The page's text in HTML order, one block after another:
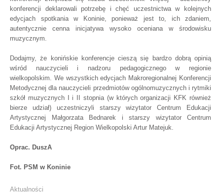
konferencji deklarowali potrzebę i chęć uczestnictwa w kolejnych
edycjach spotkania w Koninie, ponieważ jest to, ich zdaniem,
autentycznie cenna inicjatywa wysoko oceniana w środowisku
muzycznym.
Dodajmy, że konińskie konferencje cieszą się bardzo dobrą opinią
wśród nauczycieli i nadzoru pedagogicznego w regionie
wielkopolskim. We wszystkich edycjach Makroregionalnej Konferencji
Metodycznej dla nauczycieli przedmiotów ogólnomuzycznych i rytmiki
szkół muzycznych I i II stopnia (w których organizacji KFK również
bierze udział) uczestniczyli starszy wizytator Centrum Edukacji
Artystycznej Małgorzata Bednarek i starszy wizytator Centrum
Edukacji Artystycznej Region Wielkopolski Artur Matejuk.
Oprac. DuszA
Fot. PSM w Koninie
Aktualności